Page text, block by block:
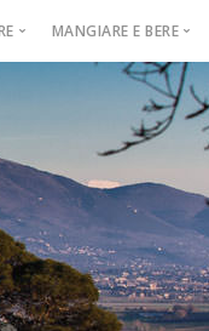
MANGIARE E BERE
Ristorante